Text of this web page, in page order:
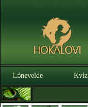
Lónevelde Kvíz